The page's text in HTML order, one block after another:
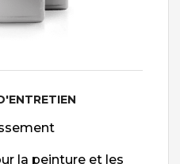
la peinture et les